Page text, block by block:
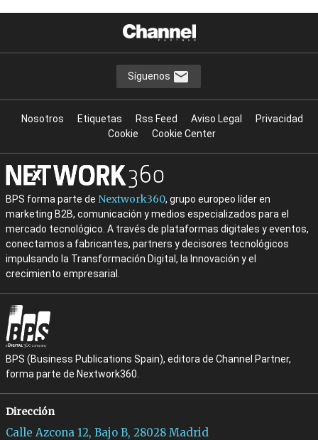
Síguenos
Nosotros Etiquetas Rss Feed Aviso Legal
Privacidad
Cookie
Cookie Center
BPS forma parte de Nextwork360, grupo europeo líder en
marketing B2B, comunicación y medios especializados para el
mercado tecnológico. A través de plataformas digitales y eventos,
conectamos a fabricantes, partners y decisores tecnológicos
impulsando la Transformación Digital, la Innovación y el
crecimiento empresarial.
BPS (Business Publications Spain), editora de Channel Partner,
forma parte de Nextwork360.
Dirección
Calle Azcona 12, Bajo B, 28028 Madrid